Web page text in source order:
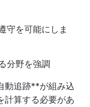
守を可能にしま
分野を強調
動追跡**が組み込
計算する必要があ